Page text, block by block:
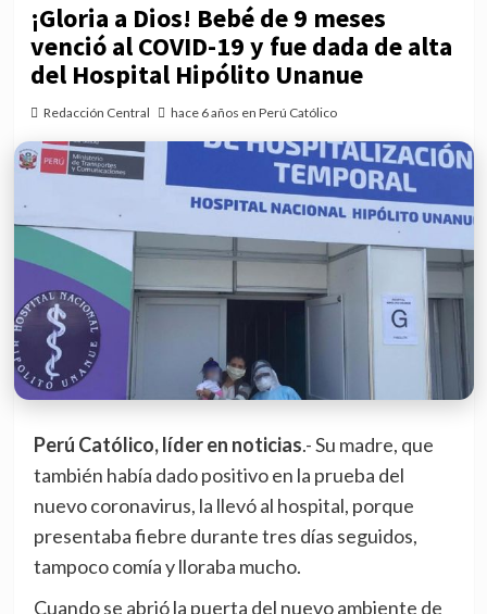
¡Gloria a Dios! Bebé de 9 meses
venció al COVID-19 y fue dada de alta
del Hospital Hipólito Unanue
Redacción Central hace 6 años en Perú Católico
Perú Católico, líder en noticias.- Su madre, que
también había dado positivo en la prueba del
nuevo coronavirus, la llevó al hospital, porque
presentaba fiebre durante tres días seguidos,
tampoco comía y lloraba mucho.
Cuando se abrió la puerta del nuevo ambiente de